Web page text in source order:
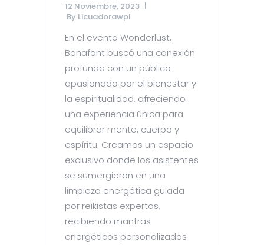
12 Noviembre, 2023
By Licuadorawpl
En el evento Wonderlust,
Bonafont buscó una conexión
profunda con un público
apasionado por el bienestar y
la espiritualidad, ofreciendo
una experiencia única para
equilibrar mente, cuerpo y
espíritu. Creamos un espacio
exclusivo donde los asistentes
se sumergieron en una
limpieza energética guiada
por reikistas expertos,
recibiendo mantras
energéticos personalizados